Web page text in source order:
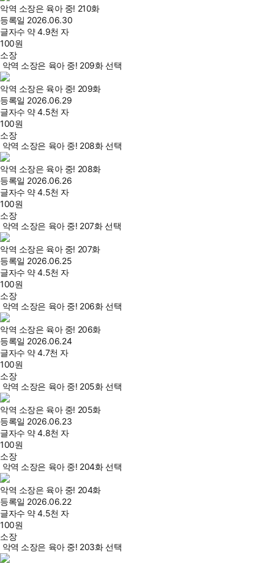
악역 소장은 육아 중! 210화
등록일 2026.06.30
글자수 약 4.9천 자
100원
소장
악역 소장은 육아 중! 209화 선택
악역 소장은 육아 중! 209화
등록일 2026.06.29
글자수 약 4.5천 자
100원
소장
악역 소장은 육아 중! 208화 선택
악역 소장은 육아 중! 208화
등록일 2026.06.26
글자수 약 4.5천 자
100원
소장
악역 소장은 육아 중! 207화 선택
악역 소장은 육아 중! 207화
등록일 2026.06.25
글자수 약 4.5천 자
100원
소장
악역 소장은 육아 중! 206화 선택
악역 소장은 육아 중! 206화
등록일 2026.06.24
글자수 약 4.7천 자
100원
소장
악역 소장은 육아 중! 205화 선택
악역 소장은 육아 중! 205화
등록일 2026.06.23
글자수 약 4.8천 자
100원
소장
악역 소장은 육아 중! 204화 선택
악역 소장은 육아 중! 204화
등록일 2026.06.22
글자수 약 4.5천 자
100원
소장
악역 소장은 육아 중! 203화 선택